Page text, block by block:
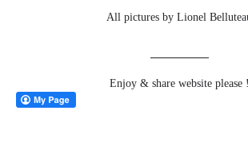
All pictures by Lionel
Enjoy & share website please !